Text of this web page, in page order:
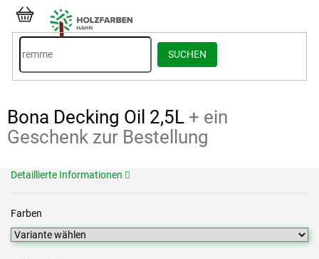
Inhalt
springen
SUCHEN
WARENKORB
Bona Decking Oil 2,5L + ein
Geschenk zur Bestellung
Farben
Detaillierte Informationen